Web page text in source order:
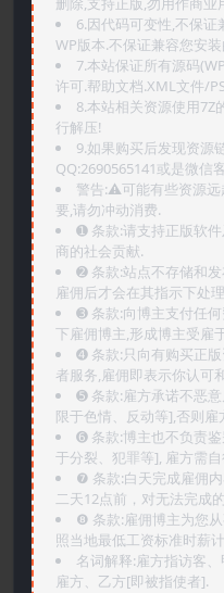
6.因代码可变性,不保
WP版本.不保证兼容您安
7.本站保证所有源码
许可.帮助文档.XML文件/
8.本站相关资源使用7Z
行解压!
9.如果购买后发现资源
QQ:2690565141或是微信
警告:⚠️可能有些资源远
要,请勿冲动消费.
➊️ 条款:请支持正版软
商的社会贡献.
➋️ 条款:站点不存储和
雇佣后才会在其指示下处
➌️ 条款:向博主支付任
下雇佣博主,形成博主受雇
➍️ 条款:只向有购买正
者服务,雇佣即表示你认可
➎ 条款:雇方承诺不恶
限于色情、反动等],否则
➏️ 条款:博主也不负责
于分裂、犯罪等], 雇方需
❼ 条款:白天完成雇佣
二天12点前，对无法完成
❽ 条款:雇佣博主为您
照当地最低工资标准时薪
名词解释:雇方指访客
雇方、乙方[即被指使者].